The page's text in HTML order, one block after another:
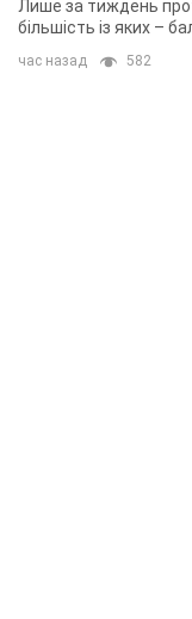
Лише за тиждень
більшість із яких –
час назад 582